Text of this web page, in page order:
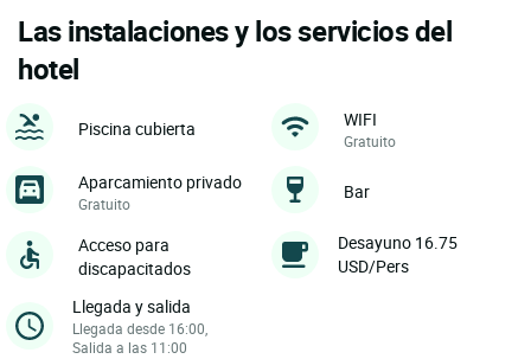
Las instalaciones y los servicios del
hotel
Piscina cubierta WIFI
Gratuito
Aparcamiento privado
Gratuito
Bar
Acceso para
discapacitados
Desayuno 16.75
USD/Pers
Llegada y salida
Llegada desde 16:00,
Salida a las 11:00